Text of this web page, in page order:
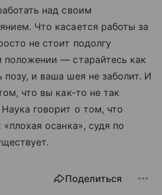
над своим
Что касается работы за
не стоит подолгу
положении — старайтесь как
и ваша шея не заболит. И
что вы как-то не так
говорит о том, что
«плохая осанка», судя по
Поделиться